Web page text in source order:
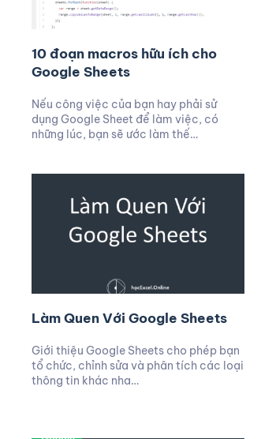
10 đoạn macros hữu ích cho
Google Sheets
Nếu công việc của bạn hay phải sử
dụng Google Sheet để làm việc, có
những lúc, bạn sẽ ước làm thế…
Làm Quen Với Google Sheets
Giới thiệu Google Sheets cho phép bạn
tổ chức, chỉnh sửa và phân tích các loại
thông tin khác nha…